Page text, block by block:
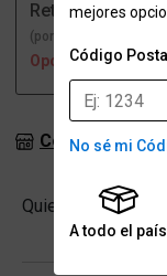
mejores
Código Postal
No sé mi
A todo el país
Retiro
(por una sucursal)
Opción no
Consultar
Quiero -
Cantidad